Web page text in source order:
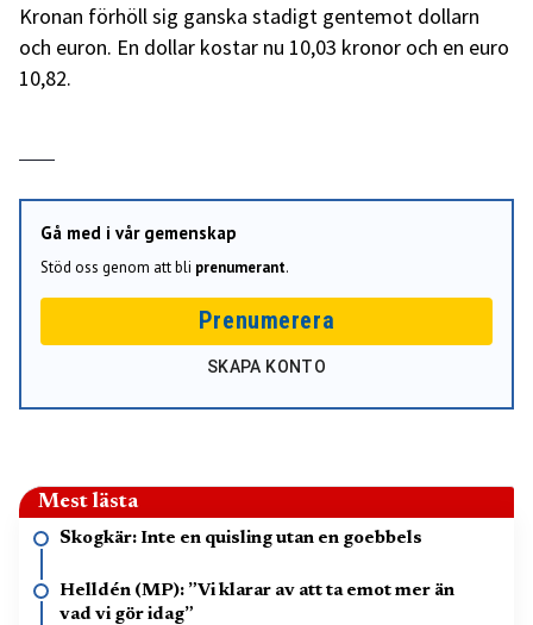
Kronan förhöll sig ganska stadigt gentemot dollarn
och euron. En dollar kostar nu 10,03 kronor och en euro
10,82.
Gå med i vår gemenskap
Stöd oss genom att bli prenumerant.
Prenumerera
SKAPA KONTO
Mest lästa
Skogkär: Inte en quisling utan en goebbels
Helldén (MP): ”Vi klarar av att ta emot mer än
vad vi gör idag”